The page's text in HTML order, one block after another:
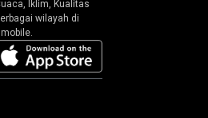
Iklim, Kualitas
wilayah di